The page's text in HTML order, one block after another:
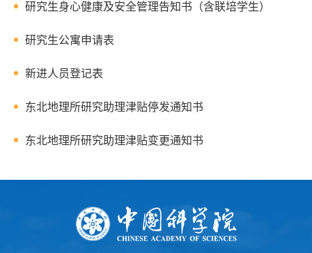
研究生身心健康及安全管理告知书（含联培学生）
研究生公寓申请表
新进人员登记表
东北地理所研究助理津贴停发通知书
东北地理所研究助理津贴变更通知书